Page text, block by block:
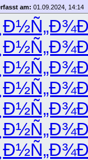
am: 01.09.2024, 14:14